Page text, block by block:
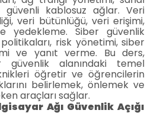
kablosuz ağlar. Veri
veri bütünlüğü, veri erişimi,
yedekleme. Siber güvenlik
risk yönetimi, siber
ve yanıt verme. Bu ders,
güvenlik alanındaki temel
öğretir ve öğrencilerin
belirlemek, önlemek ve
araçları sağlar.
Ağı Güvenlik Açığı